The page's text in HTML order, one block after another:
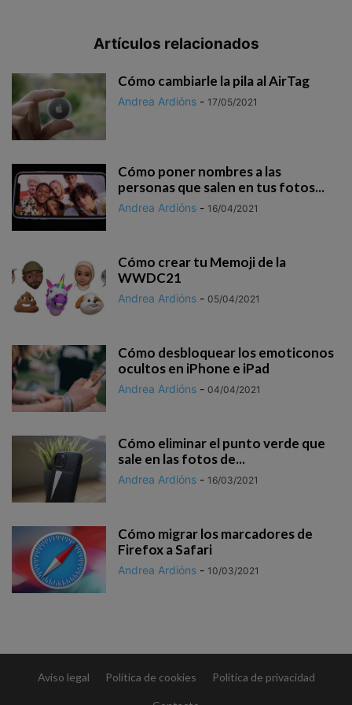
Artículos relacionados
Cómo cambiarle la pila al AirTag
Andrea Ardións - 17/05/2021
Cómo poner nombres a las
personas que salen en tus fotos...
Andrea Ardións - 16/04/2021
Cómo crear tu Memoji de la
WWDC21
Andrea Ardións - 05/04/2021
Cómo desbloquear los emoticonos
ocultos en iPhone e iPad
Andrea Ardións - 04/04/2021
Cómo eliminar el punto verde que
sale en las fotos de...
Andrea Ardións - 16/03/2021
Cómo migrar los marcadores de
Firefox a Safari
Andrea Ardións - 10/03/2021
Aviso legal Política de cookies Política de privacidad